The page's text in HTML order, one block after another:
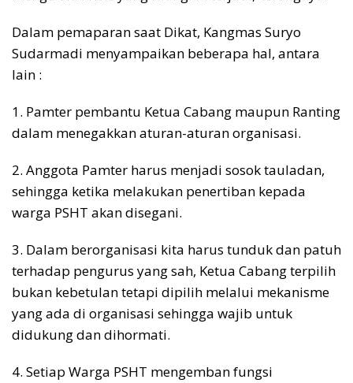
Dalam pemaparan saat Dikat, Kangmas Suryo
Sudarmadi menyampaikan beberapa hal, antara
lain :
1. Pamter pembantu Ketua Cabang maupun Ranting
dalam menegakkan aturan-aturan organisasi.
2. ⁠Anggota Pamter harus menjadi sosok tauladan,
sehingga ketika melakukan penertiban kepada
warga PSHT akan disegani.
3. ⁠Dalam berorganisasi kita harus tunduk dan patuh
terhadap pengurus yang sah, Ketua Cabang terpilih
bukan kebetulan tetapi dipilih melalui mekanisme
yang ada di organisasi sehingga wajib untuk
didukung dan dihormati.
4. ⁠Setiap Warga PSHT mengemban fungsi